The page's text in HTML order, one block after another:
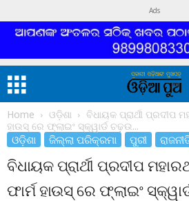
Ads
Home ଓଡ଼ିଶା
ବିଧାୟକ ପ୍ରାର୍ଥୀ ପ୍ରଦୀପ
ହାଉସ୍ ରେ ଫ୍ଲାଇଂ ସ୍କ୍ୱାର୍ଡ ଚଢ଼ଉ...
ଓଡ଼ିଶା ଜିଲ୍ଲା ପରିକ୍ରମା ପୁରୀ
ବିଧାୟକ ପ୍ରାର୍ଥୀ ପ୍ରଦୀପ
ଫାର୍ମ ହାଉସ୍ ରେ ଫ୍ଲାଇଂ